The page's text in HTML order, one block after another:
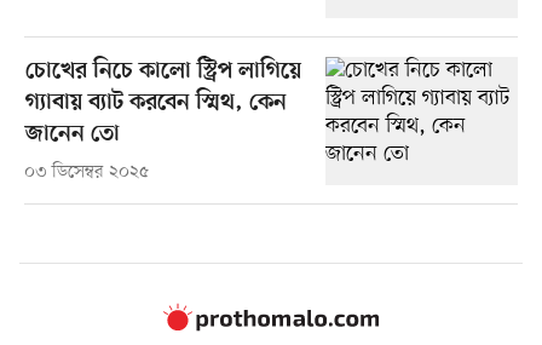
চোখের নিচে কালো স্ট্রিপ লাগিয়ে
গ্যাবায় ব্যাট করবেন স্মিথ, কেন
জানেন তো
০৩ ডিসেম্বর ২০২৫